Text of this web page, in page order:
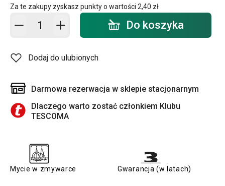
Za te zakupy zyskasz punkty o wartości 2,40 zł
Dodaj do koszyka - ilość Do koszyka
Dodaj do ulubionych
Darmowa rezerwacja w sklepie stacjonarnym
Dlaczego warto zostać członkiem Klubu
TESCOMA
Mycie w zmywarce Gwarancja (w latach)